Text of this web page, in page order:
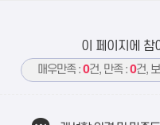
제8조 개인정보의 안
제9조 개인정보보호
이 페이지에 참
매우만족 :0건, 만족 :0건,